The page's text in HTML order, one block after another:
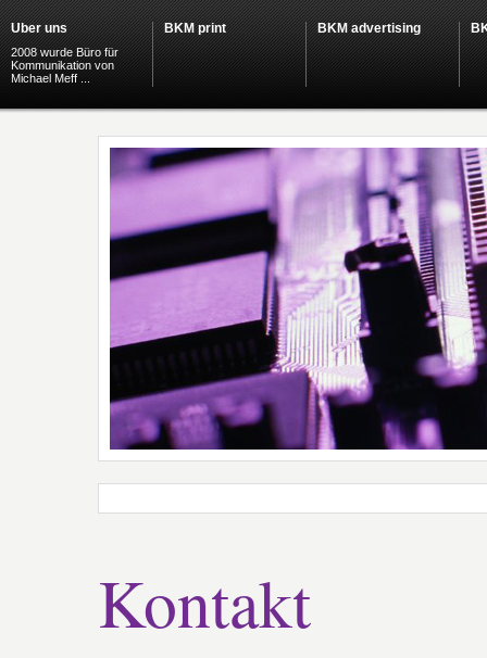
Über uns
2008 wurde Büro für
Kommunikation von
Michael Meff ...
BKM print BKM advertising
Kontakt